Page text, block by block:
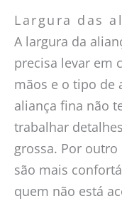
Largura das
A largura da
precisa levar em
mãos e o tipo de
aliança fina não
trabalhar
grossa. Por
são mais
quem não está